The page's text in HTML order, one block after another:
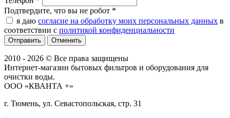
Подтвердите, что вы не робот *
я даю согласие на обработку моих персональных данных в
соответствии с политикой конфиденциальности
Отменить
2010 - 2026 © Все права защищены
Интернет-магазин бытовых фильтров и оборудования для
очистки воды.
ООО «КВАНТА +»
г. Тюмень, ул. Севастопольская, стр. 31